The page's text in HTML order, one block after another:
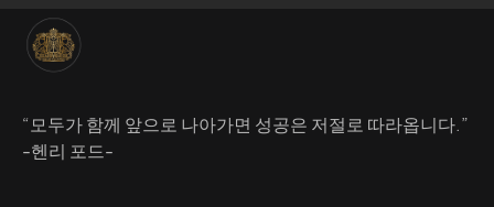
“모두가 함께 앞으로 나아가면 성공은 저절로 따라옵니다.”
-헨리 포드-